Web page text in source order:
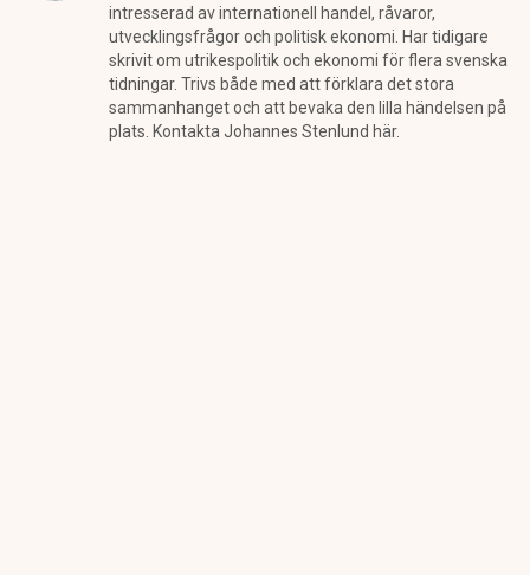
intresserad av internationell handel, råvaror,
utvecklingsfrågor och politisk ekonomi. Har tidigare
skrivit om utrikespolitik och ekonomi för flera svenska
tidningar. Trivs både med att förklara det stora
sammanhanget och att bevaka den lilla händelsen på
plats. Kontakta Johannes Stenlund här.